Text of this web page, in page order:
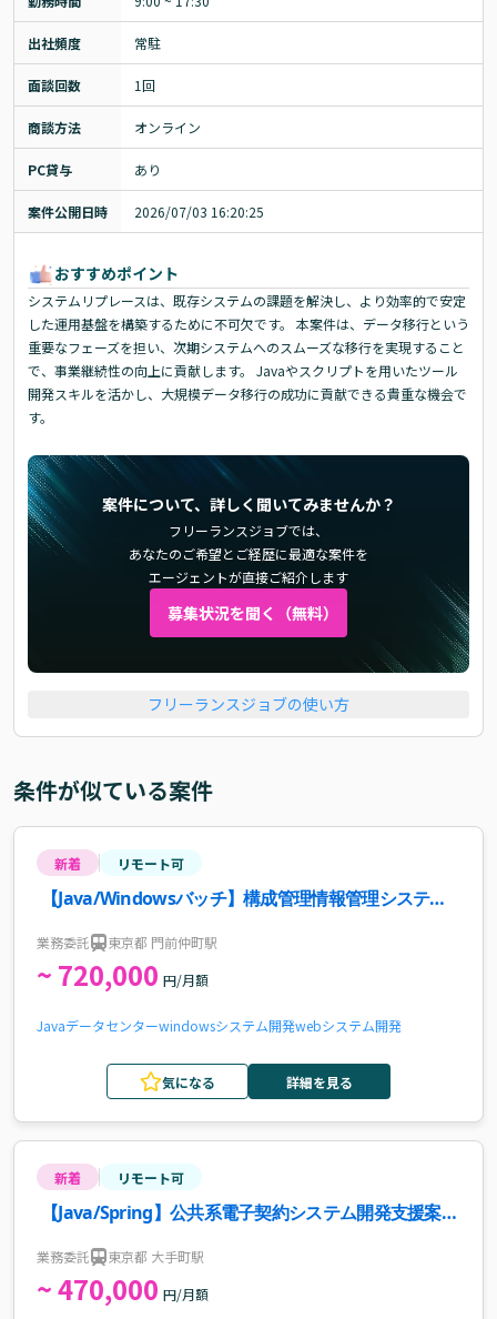
出社頻度 常駐
面談回数 1回
商談方法 オンライン
PC貸与 あり
案件公開日時 2026/07/03 16:20:25
おすすめポイント
システムリプレースは、既存システムの課題を解決し、より効率的で安定
した運用基盤を構築するために不可欠です。 本案件は、データ移行という
重要なフェーズを担い、次期システムへのスムーズな移行を実現すること
で、事業継続性の向上に貢献します。 Javaやスクリプトを用いたツール
開発スキルを活かし、大規模データ移行の成功に貢献できる貴重な機会で
す。
案件について、詳しく聞いてみませんか？
フリーランスジョブでは、
あなたのご希望とご経歴に最適な案件を
エージェントが直接ご紹介します
募集状況を聞く（無料）
フリーランスジョブの使い方
条件が似ている案件
新着 リモート可
【Java/Windowsバッチ】構成管理情報管理システム
業務委託 東京都 門前仲町駅
~ 720,000 円/月額
Javaデータセンターwindowsシステム開発webシステム開発
気になる 詳細を見る
新着 リモート可
【Java/Spring】公共系電子契約システム開発支援案
業務委託 東京都 大手町駅
~ 470,000 円/月額